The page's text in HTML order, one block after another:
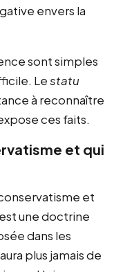
envers la
sont simples
Lestatu
à reconnaître
ces faits.
et qui
et
une doctrine
dans les
plus jamais de